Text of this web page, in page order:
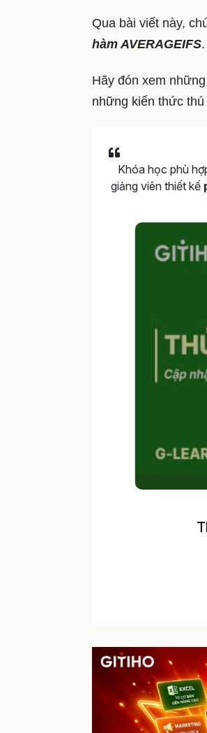
Qua bài viết này,
hàm AVERAGEIFS
Hãy đón xem
những kiến thức thú
Khóa học phù
giảng viên thiết kế